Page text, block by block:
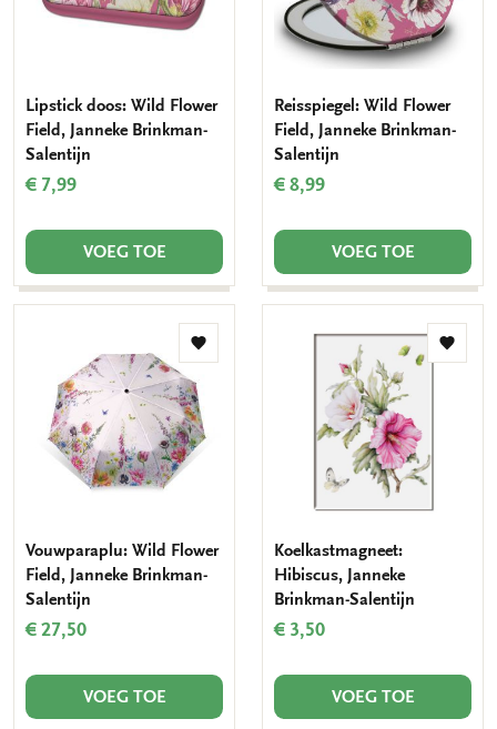
Lipstick doos: Wild Flower
Field, Janneke Brinkman-
Salentijn
€ 7,99
VOEG TOE
Reisspiegel: Wild Flower
Field, Janneke Brinkman-
Salentijn
€ 8,99
VOEG TOE
Toevoegen
verlanglijst
Vouwparaplu: Wild Flower
Field, Janneke Brinkman-
Salentijn
€ 27,50
VOEG TOE
Koelkastmagneet:
Hibiscus, Janneke
Brinkman-Salentijn
€ 3,50
VOEG TOE